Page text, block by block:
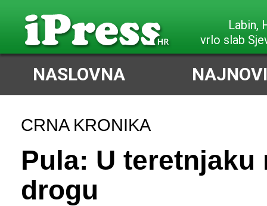
Labin,
vrlo slab
NASLOVNA
CRNA KRONIKA
Pula: U teretnjaku
drogu